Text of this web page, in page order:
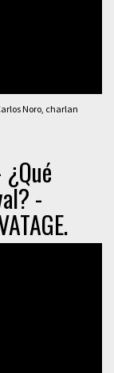
Noro, charlan
-